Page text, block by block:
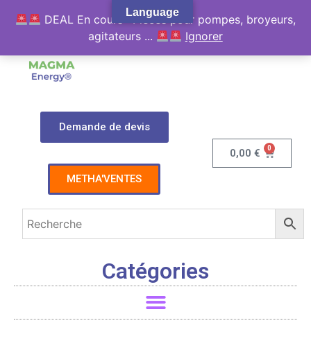
Demande de devis
METHA'VENTES
0,00€ 0
Catégories
Language
DEAL En cours : Pièces pour pompes, broyeurs,
agitateurs ...
Ignorer